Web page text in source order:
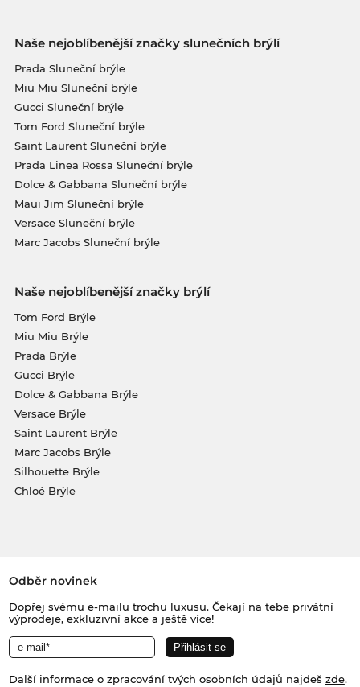
Naše nejoblíbenější značky slunečních brýlí
Prada Sluneční brýle
Miu Miu Sluneční brýle
Gucci Sluneční brýle
Tom Ford Sluneční brýle
Saint Laurent Sluneční brýle
Prada Linea Rossa Sluneční brýle
Dolce & Gabbana Sluneční brýle
Maui Jim Sluneční brýle
Versace Sluneční brýle
Marc Jacobs Sluneční brýle
Naše nejoblíbenější značky brýlí
Tom Ford Brýle
Miu Miu Brýle
Prada Brýle
Gucci Brýle
Dolce & Gabbana Brýle
Versace Brýle
Saint Laurent Brýle
Marc Jacobs Brýle
Silhouette Brýle
Chloé Brýle
Odběr novinek
Dopřej svému e-mailu trochu luxusu. Čekají na tebe privátní
výprodeje, exkluzivní akce a ještě více!
Další informace o zpracování tvých osobních údajů najdeš zde.